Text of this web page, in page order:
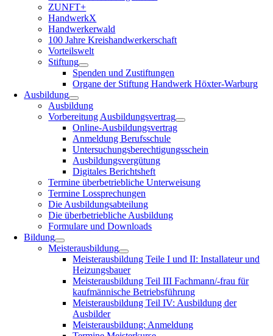
ZUNFT+
HandwerkX
Handwerkerwald
100 Jahre Kreishandwerkerschaft
Vorteilswelt
Stiftung
Spenden und Zustiftungen
Organe der Stiftung Handwerk Höxter-Warburg
Ausbildung
Ausbildung
Vorbereitung Ausbildungsvertrag
Online-Ausbildungsvertrag
Anmeldung Berufsschule
Untersuchungsberechtigungsschein
Ausbildungsvergütung
Digitales Berichtsheft
Termine überbetriebliche Unterweisung
Termine Lossprechungen
Die Ausbildungsabteilung
Die überbetriebliche Ausbildung
Formulare und Downloads
Bildung
Meisterausbildung
Meisterausbildung Teile I und II: Installateur und
Heizungsbauer
Meisterausbildung Teil III Fachmann/-frau für
kaufmännische Betriebsführung
Meisterausbildung Teil IV: Ausbildung der
Ausbilder
Meisterausbildung: Anmeldung